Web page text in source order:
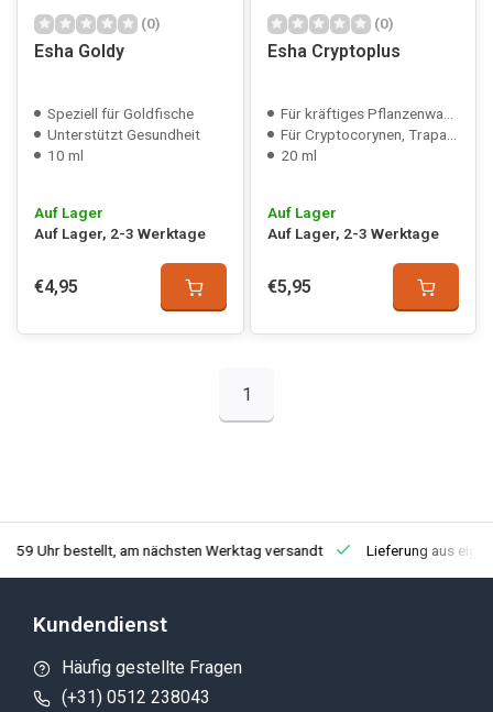
(0)
Esha Goldy
Speziell für Goldfische
Unterstützt Gesundheit
10 ml
Auf Lager
Auf Lager, 2-3 Werktage
€4,95
(0)
Esha Cryptoplus
Für kräftiges Pflanzenwachstum
Für Cryptocorynen, Trapas, Stratiotus usw.
20 ml
Auf Lager
Auf Lager, 2-3 Werktage
€5,95
1
Uhr bestellt, am nächsten Werktag versandt Lieferung aus
Kundendienst
Häufig gestellte Fragen
(+31) 0512 238043